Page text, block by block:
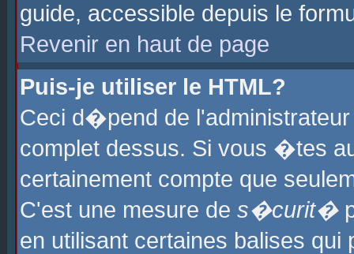
guide, accessible depuis le
Revenir en haut de page
Puis-je utiliser le HTML?
Ceci d�pend de
complet dessus. Si vous �tes
certainement compte que
C'est une mesure de s�curit�
en utilisant certaines balises